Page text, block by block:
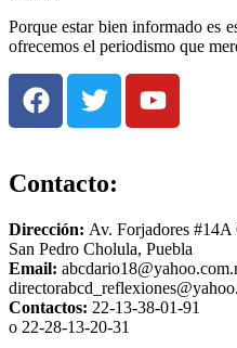
Porque estar bien informado es
ofrecemos el periodismo que
Contacto:
Dirección: Av. Forjadores #14A
San Pedro Cholula, Puebla
Email:
Contactos: 22-13-38-01-91
o 22-28-13-20-31